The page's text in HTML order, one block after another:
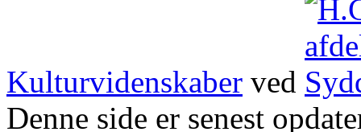
Kulturvidenskaber ved
Denne side er senest